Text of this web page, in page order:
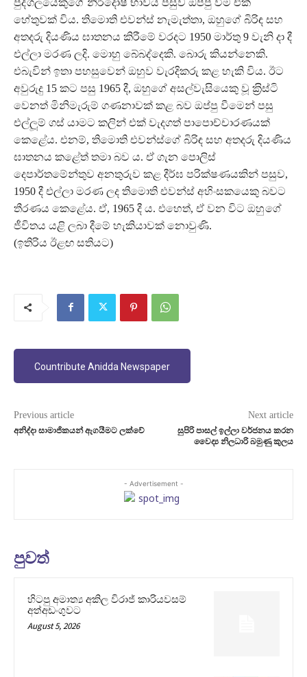
හේතුවක් විය. තිමොති එවන්ස් නැමැත්තා, ඔහුගේ බිරිඳ සහ
අතදරු දියණිය ඝාතනය කිරීමේ වරදට 1950 මාර්තු 9 වැනි දා දී
එල්ලා මරණ ලදි. මොහු බේබද්දෙකි. බොරු කියන්නෙකි.
එබැවින් ඉතා පහසුවෙන් ඔහුව වැරදිකරු කළ හැකි විය. ඊට
අවුරුදු 15 කට පසු 1965 දී, ඔහුගේ අසල්වැසියෙකු වූ ක‍්‍රිස්ටි
වෙනත් මිනිමැරුම් ගණනාවක් කළ බව ඔප්පු වීමෙන් පසු
එල්ලූම් ගස් යාමට කලින් එක් වැදගත් පාපොච්චාරණයක්
කෙළේය. එනම්, තිමොති එවන්ස්ගේ බිරිඳ සහ අතදරු දියණිය
ඝාතනය කළේත් තමා බව ය. ඒ ගැන පොලිස්
දෙපාර්තමේන්තුව අනතුරුව කළ දීර්ඝ පරික්ෂණයකින් පසුව,
1950 දී එල්ලා මරණ ලද තිමොති එවන්ස් අහිංසකයෙකු බවට
තීරණය කෙළේය. ඒ, 1965 දී ය. එහෙත්, ඒ වන විට ඔහු ගේ
ජීවිතය යළි ලබා දීමේ හැකියාවක් නොවුණි.
(ඉතිරිය ඊළඟ සතියට)
Countribute Anidda Newspaper
Previous article
අනිද්දා සාමාජිකයන් ඇගයීමට ලක්වේ
Next article
සුපිරි පාසල් ඉල්ලා වර්ජනය කරන
වෛද්‍ය නිලධාරි බමුණු කුලය
- Advertisement -
පුවත්
හිටපු අමාත්‍ය අකිල විරාජ් කාරියවසම්
අත්අඩංගුවට
August 5, 2026